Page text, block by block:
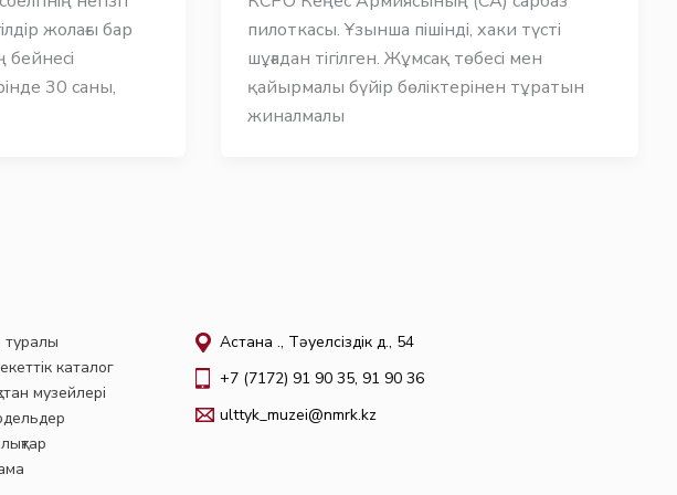
жолағы бар
30 саны,
пилоткасы. Ұзынша пішінді, хаки түсті
шұғадан тігілген. Жұмсақ төбесі мен
қайырмалы бүйір бөліктерінен тұратын
жиналмалы
каталог
музейлері
Астана қ., Тәуелсіздік д., 54
+7 (7172) 91 90 35, 91 90 36
ulttyk_muzei@nmrk.kz